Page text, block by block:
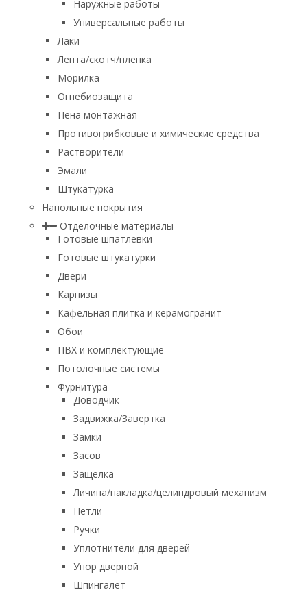
Наружные работы
Универсальные работы
Лаки
Лента/скотч/пленка
Морилка
Огнебиозащита
Пена монтажная
Противогрибковые и химические средства
Растворители
Эмали
Штукатурка
Напольные покрытия
Отделочные материалы
Готовые шпатлевки
Готовые штукатурки
Двери
Карнизы
Кафельная плитка и керамогранит
Обои
ПВХ и комплектующие
Потолочные системы
Фурнитура
Доводчик
Задвижка/Завертка
Замки
Засов
Защелка
Личина/накладка/целиндровый механизм
Петли
Ручки
Уплотнители для дверей
Упор дверной
Шпингалет